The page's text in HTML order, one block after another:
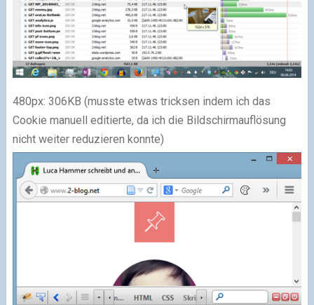
480px: 306KB (musste etwas tricksen indem ich das
Cookie manuell editierte, da ich die Bildschirmauflösung
nicht weiter reduzieren konnte)